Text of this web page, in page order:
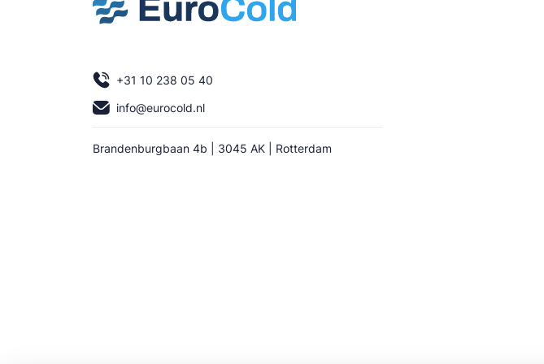
+31 10 238 05 40
info@eurocold.nl
Brandenburgbaan 4b | 3045 AK | Rotterdam